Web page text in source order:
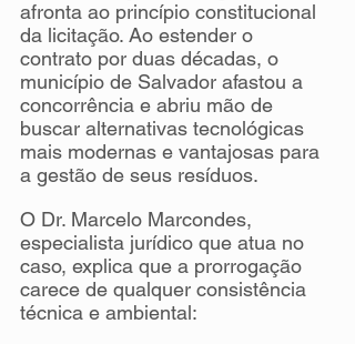
afronta ao princípio constitucional
da licitação. Ao estender o
contrato por duas décadas, o
município de Salvador afastou a
concorrência e abriu mão de
buscar alternativas tecnológicas
mais modernas e vantajosas para
a gestão de seus resíduos.
O Dr. Marcelo Marcondes,
especialista jurídico que atua no
caso, explica que a prorrogação
carece de qualquer consistência
técnica e ambiental: